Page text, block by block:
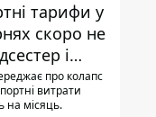
тарифи у
скоро не
і
про колапс
витрати
на місяць.